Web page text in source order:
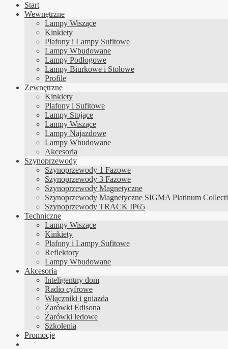
Start
Wewnętrzne
Lampy Wiszące
Kinkiety
Plafony i Lampy Sufitowe
Lampy Wbudowane
Lampy Podłogowe
Lampy Biurkowe i Stołowe
Profile
Zewnętrzne
Kinkiety
Plafony i Sufitowe
Lampy Stojące
Lampy Wiszące
Lampy Najazdowe
Lampy Wbudowane
Akcesoria
Szynoprzewody
Szynoprzewody 1 Fazowe
Szynoprzewody 3 Fazowe
Szynoprzewody Magnetyczne
Szynoprzewody Magnetyczne SIGMA Platinum
Szynoprzewody TRACK IP65
Techniczne
Lampy Wiszące
Kinkiety
Plafony i Lampy Sufitowe
Reflektory
Lampy Wbudowane
Akcesoria
Inteligentny dom
Radio cyfrowe
Włączniki i gniazda
Żarówki Edisona
Żarówki ledowe
Szkolenia
Promocje